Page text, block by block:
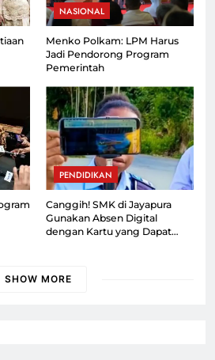
NASIONAL
Menko Polkam: LPM Harus
Jadi Pendorong Program
Pemerintah
PENDIDIKAN
Canggih! SMK di Jayapura
Gunakan Absen Digital
dengan Kartu yang Dapat
SHOW MORE